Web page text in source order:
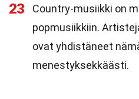
23
Country-musiikki on
popmusiikkiin.
ovat yhdistäneet
menestyksekkäästi.